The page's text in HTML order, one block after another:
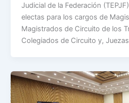
Judicial de la Federación
electas para los cargos de
Magistrados de Circuito de los
Colegiados de Circuito y,